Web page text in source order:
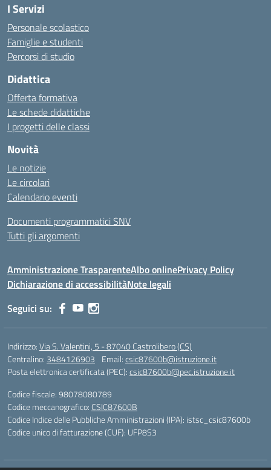
I Servizi
Personale scolastico
Famiglie e studenti
Percorsi di studio
Didattica
Offerta formativa
Le schede didattiche
I progetti delle classi
Novità
Le notizie
Le circolari
Calendario eventi
Documenti programmatici SNV
Tutti gli argomenti
Amministrazione TrasparenteAlbo onlinePrivacy Policy
Dichiarazione di accessibilitàNote legali
Seguici su:
Indirizzo:Via S. Valentini, 5 - 87040 Castrolibero (CS)
Centralino: 3484126903 Email:csic87600b@istruzione.it
Posta elettronica certificata (PEC):csic87600b@pec.istruzione.it
Codice fiscale: 98078080789
Codice meccanografico: CSIC87600B
Codice Indice delle Pubbliche Amministrazioni (IPA): istsc_csic87600b
Codice unico di fatturazione (CUF): UFP8S3